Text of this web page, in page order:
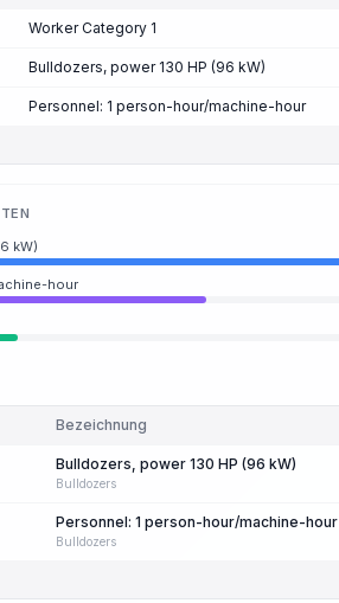
Worker Category 1
Bulldozers, power 130 HP (96 kW)
Personnel: 1 person-hour/machine-hour
kW)
hour
Bezeichnung
Bulldozers, power 130 HP (96 kW)
Bulldozers
Personnel: 1 person-hour/machine-hour
Bulldozers